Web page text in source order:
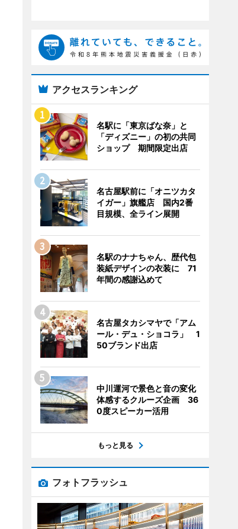
アクセスランキング
名駅に「東京ばな奈」と
「ディズニー」の初の共同
ショップ 期間限定出店
名古屋駅前に「オニツカタ
イガー」旗艦店 国内2番
目規模、全ライン展開
名駅のナナちゃん、歴代包
装紙デザインの衣装に 71
年間の感謝込めて
名古屋タカシマヤで「アム
ール・デュ・ショコラ」 1
50ブランド出店
中川運河で景色と音の変化
体感するクルーズ企画 36
0度スピーカー活用
もっと見る
フォトフラッシュ